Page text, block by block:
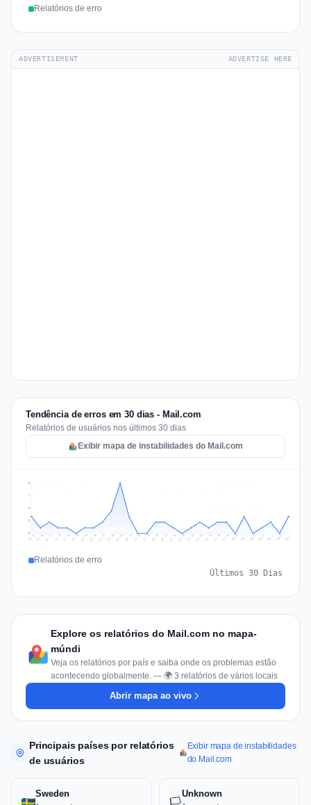
Relatórios de erro
ADVERTISEMENT ADVERTISE HERE
Tendência de erros em 30 dias - Mail.com
Relatórios de usuários nos últimos 30 dias
Exibir mapa de instabilidades do Mail.com
2
5
7
9
Jul 9 Jul 10 Jul 11 Jul 12 Jul 13 Jul 14 Jul 15 Jul 16 Jul 17 Jul 18 Jul 19 Jul 20 Jul 21 Jul 22 Jul 23 Jul 24 Jul 25 Jul 26 Jul 27 Jul 28 Jul 29 Jul 30 Jul 31 Aug 1 Aug 2 Aug 3 Aug 4 Aug 5 Aug 6 Aug 7
Relatórios de erro
Últimos 30 Dias
Explore os relatórios do Mail.com no mapa-
múndi
Veja os relatórios por país e saiba onde os problemas estão
acontecendo globalmente. — 🌍 3 relatórios de vários locais
Abrir mapa ao vivo
Principais países por relatórios
de usuários
Exibir mapa de instabilidades
do Mail.com
Sweden Unknown